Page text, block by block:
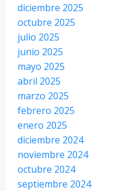
diciembre 2025
octubre 2025
julio 2025
junio 2025
mayo 2025
abril 2025
marzo 2025
febrero 2025
enero 2025
diciembre 2024
noviembre 2024
octubre 2024
septiembre 2024